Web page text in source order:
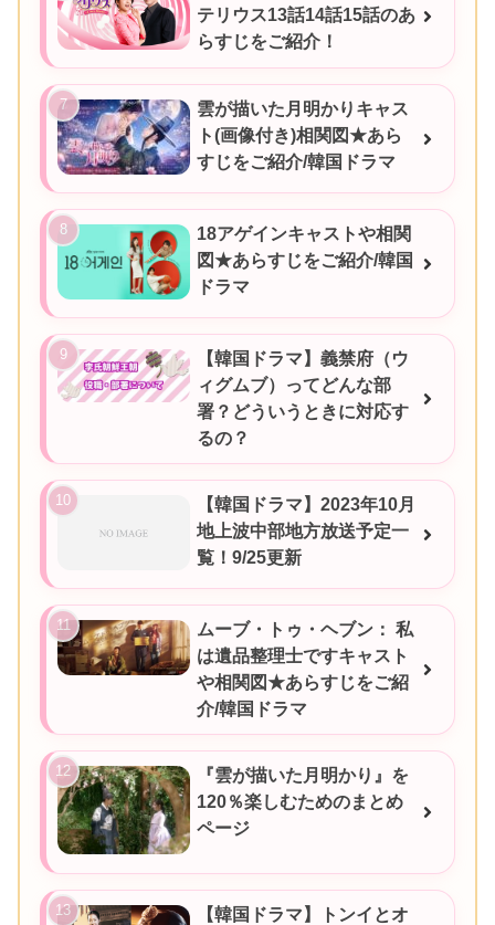
テリウス13話14話15話のあ
らすじをご紹介！
雲が描いた月明かりキャス
ト(画像付き)相関図★あら
すじをご紹介/韓国ドラマ
18アゲインキャストや相関
図★あらすじをご紹介/韓国
ドラマ
【韓国ドラマ】義禁府（ウ
ィグムブ）ってどんな部
署？どういうときに対応す
るの？
【韓国ドラマ】2023年10月
地上波中部地方放送予定一
覧！9/25更新
ムーブ・トゥ・ヘブン： 私
は遺品整理士ですキャスト
や相関図★あらすじをご紹
介/韓国ドラマ
『雲が描いた月明かり』を
120％楽しむためのまとめ
ページ
【韓国ドラマ】トンイとオ